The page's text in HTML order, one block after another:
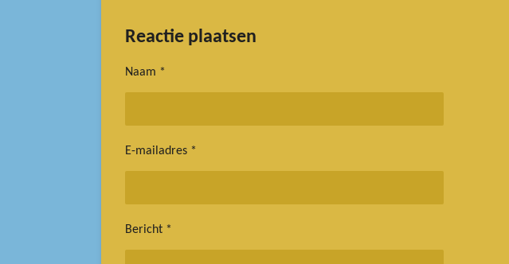
e
n
l
r
e
Reactie plaatsen
Naam *
E-mailadres *
Bericht *